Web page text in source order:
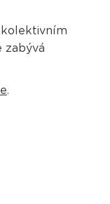
kolektivním
zabývá
.